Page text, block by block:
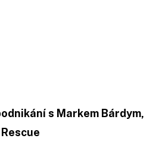
s Markem Bárdym,